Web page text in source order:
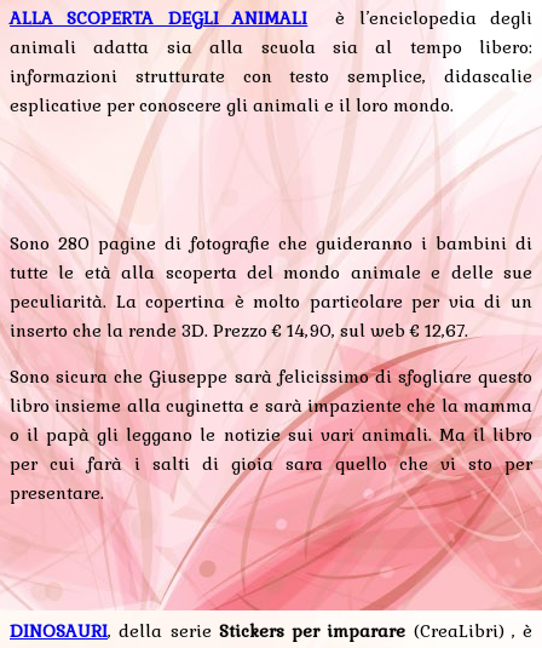
ALLA SCOPERTA DEGLI ANIMALI è l’enciclopedia degli
animali adatta sia alla scuola sia al tempo libero:
informazioni strutturate con testo semplice, didascalie
esplicative per conoscere gli animali e il loro mondo.
Sono 280 pagine di fotografie che guideranno i bambini di
tutte le età alla scoperta del mondo animale e delle sue
peculiarità. La copertina è molto particolare per via di un
inserto che la rende 3D. Prezzo € 14,90, sul web € 12,67.
Sono sicura che Giuseppe sarà felicissimo di sfogliare questo
libro insieme alla cuginetta e sarà impaziente che la mamma
o il papà gli leggano le notizie sui vari animali. Ma il libro
per cui farà i salti di gioia sara quello che vi sto per
presentare.
DINOSAURI, della serie Stickers per imparare (CreaLibri) , è